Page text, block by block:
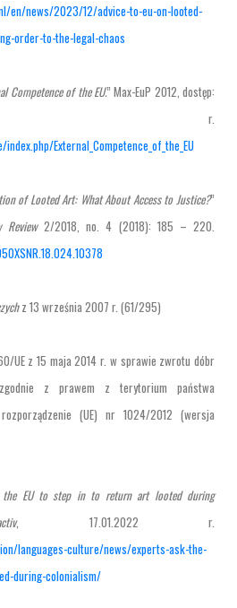
en/news/2023/12/advice-to-eu-on-looted-
order-to-the-legal-chaos
Competence of the EU.” Max-EuP 2012, dostęp:
r.
External_Competence_of_the_EU
of Looted Art: What About Access to Justice?”
Review2/2018, no. 4 (2018): 185 – 220.
z 13 września 2007 r. (61/295)
UE z 15 maja 2014 r. w sprawie zwrotu dóbr
z prawem z terytorium państwa
rozporządzenie (UE) nr 1024/2012 (wersja
the EU to step in to return art looted during
, 17.01.2022 r.
languages-culture/news/experts-ask-the-
during-colonialism/